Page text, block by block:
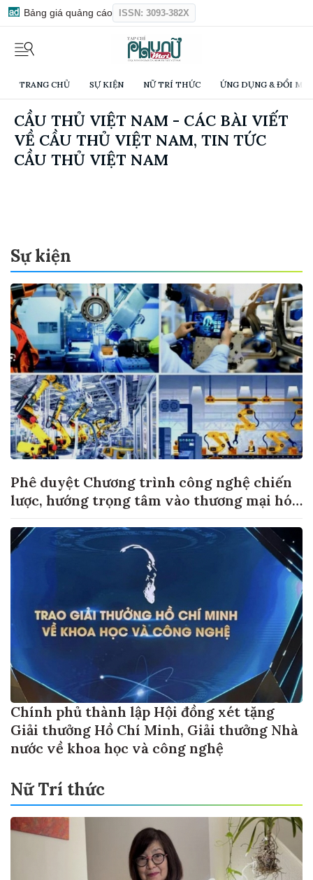
Bảng giá quảng cáo ISSN: 3093-382X
TRANG CHỦ SỰ KIỆN NỮ TRÍ THỨC ỨNG DỤNG & ĐỔI
CẦU THỦ VIỆT NAM - CÁC BÀI VIẾT
VỀ CẦU THỦ VIỆT NAM, TIN TỨC
CẦU THỦ VIỆT NAM
Sự kiện
Phê duyệt Chương trình công nghệ chiến
lược, hướng trọng tâm vào thương mại hóa
Chính phủ thành lập Hội đồng xét tặng
Giải thưởng Hồ Chí Minh, Giải thưởng Nhà
nước về khoa học và công nghệ
Nữ Trí thức